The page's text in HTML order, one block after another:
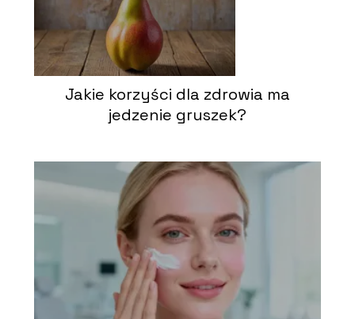
Jakie korzyści dla zdrowia ma
jedzenie gruszek?